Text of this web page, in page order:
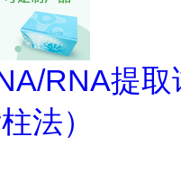
RNA提取
法）